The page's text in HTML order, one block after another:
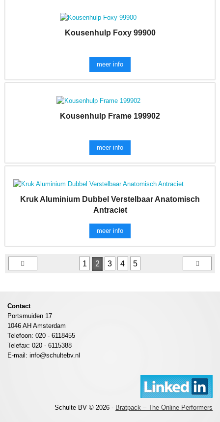
Kousenhulp Foxy 99900
meer info
Kousenhulp Frame 199902
meer info
Kruk Aluminium Dubbel Verstelbaar Anatomisch
Antraciet
meer info
1 2 3 4 5
Contact
Portsmuiden 17
1046 AH Amsterdam
Telefoon: 020 - 6118455
Telefax: 020 - 6115388
E-mail: info@schultebv.nl
Schulte BV © 2026 - Bratpack – The Online Performers